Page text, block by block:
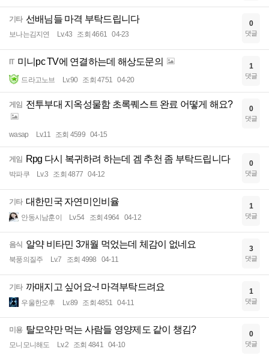
기타 선배님들 마격 부탁드립니다
보나는김지연 Lv.43 조회 4661 04-23
0
댓글
IT 미니pc TV에 연결하는데 해상도문의
드라고노브 Lv.90 조회 4751 04-20
1
댓글
게임 전투부대 지옥성물함 초록퀘스트 완료 어떻게 해요?
wasap Lv.11 조회 4599 04-15
0
댓글
게임 Rpg 다시 복귀하려 하는데 겜 추천 좀 부탁드립니다
박파쿠 Lv.3 조회 4877 04-12
0
댓글
기타 대한민국 자연미인비율
안동시남훈이 Lv.54 조회 4964 04-12
1
댓글
음식 알약 비타민 3개월 먹었는데 체감이 없네요
북풍의질주 Lv.7 조회 4998 04-11
3
댓글
기타 까매지고 싶어요~! 마격부탁드려요
우울한오후 Lv.89 조회 4851 04-11
1
댓글
미용 탈모약만 먹는 사람들 영양제도 같이 챙김?
모니모니해도 Lv.2 조회 4841 04-10
0
댓글